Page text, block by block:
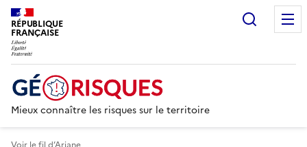
RÉPUBLIQUE
FRANÇAISE
Mieux connaître les risques sur le territoire